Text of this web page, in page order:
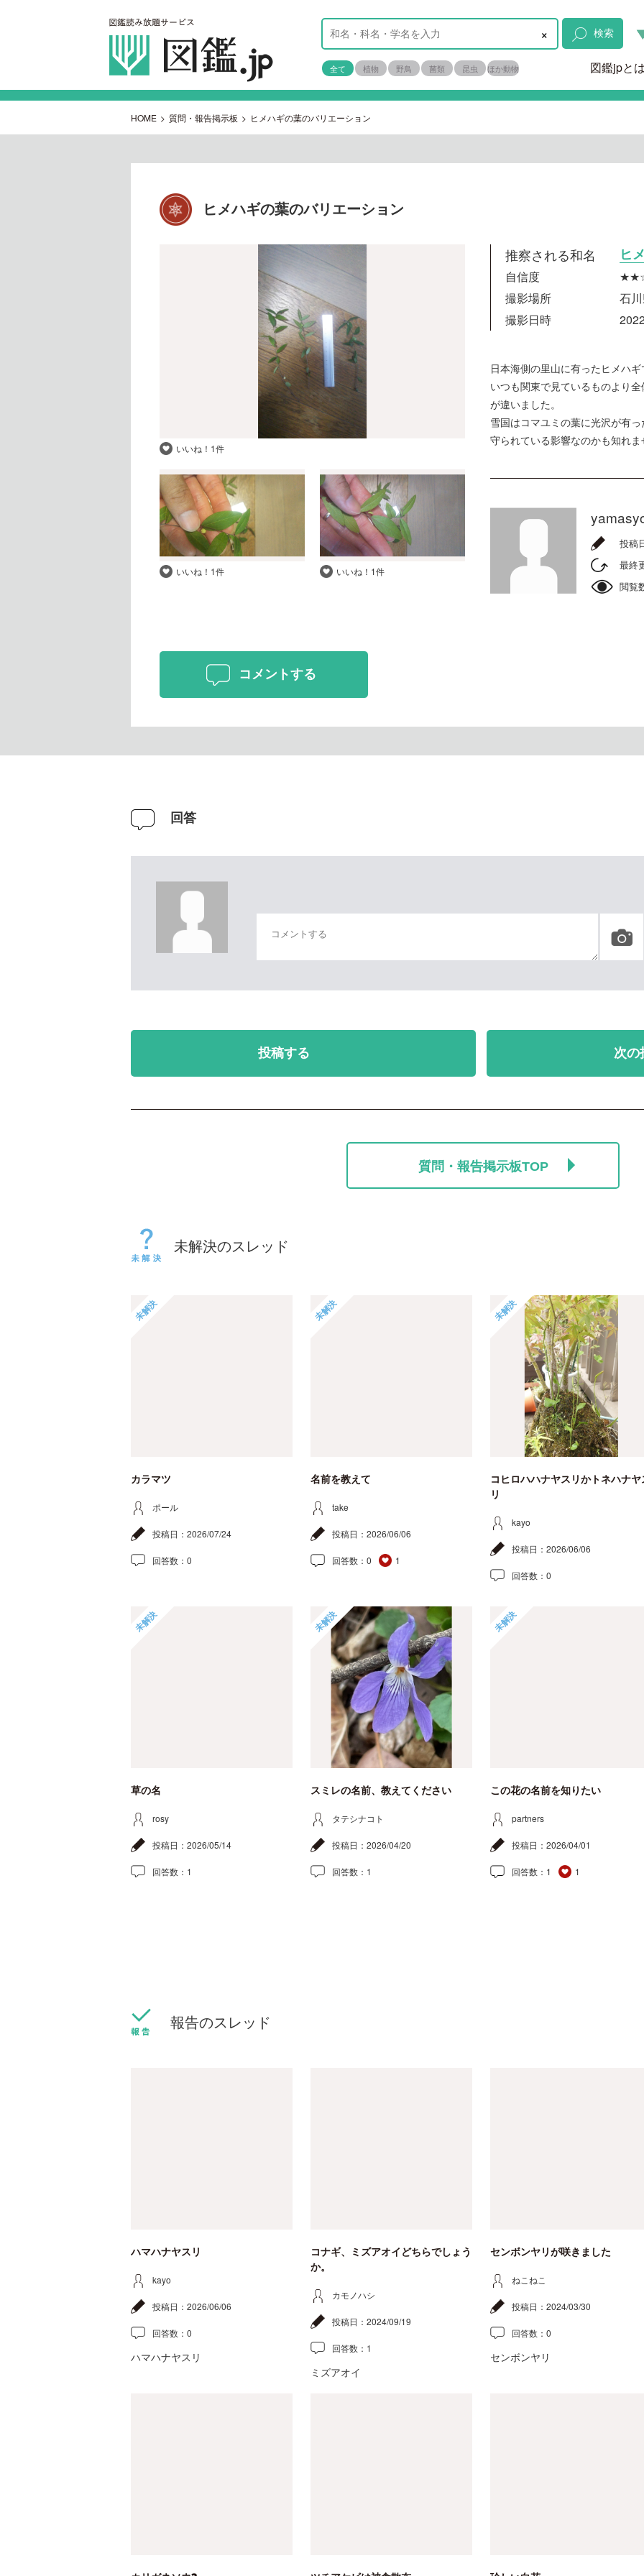
× 検索
全て 植物 野鳥 菌類 昆虫 ほか動物 図鑑jpと
HOME > 質問・報告掲示板 > ヒメハギの葉のバリエーション
ヒメハギの葉のバリエーション
いいね！ 1件
いいね！ 1件 いいね！ 1件
推察される和名 ヒ
自信度
撮影場所
石
撮影日時
日本海側の里山に有ったヒメハ
いつも関東で見ているものより
が違いました。
雪国はコマユミの葉に光沢が有
守られている影響なのかも知れ
投稿
最終
閲覧
コメントする
回答
投稿する 次の
質問・報告掲示板TOP
未解決のスレッド
未解決
カラマツ
ポール
投稿日： 2026/07/24
回答数： 0
未解決
名前を教えて
take
投稿日： 2026/06/06
回答数： 0 1
未解決
コヒロハハナヤスリかトネハナヤ
リ
kayo
投稿日： 2026/06/06
回答数： 0
未解決
草の名
rosy
投稿日： 2026/05/14
回答数： 1
未解決
スミレの名前、教えてください
タテシナコト
投稿日： 2026/04/20
回答数： 1
未解決
この花の名前を知りたい
partners
投稿日： 2026/04/01
回答数： 1 1
報告のスレッド
ハマハナヤスリ
kayo
投稿日： 2026/06/06
回答数： 0
ハマハナヤスリ
コナギ、ミズアオイどちらでしょう
か。
カモノハシ
投稿日： 2024/09/19
回答数： 1
ミズアオイ
センボンヤリが咲きました
ねこねこ
投稿日： 2024/03/30
回答数： 0
センボンヤリ